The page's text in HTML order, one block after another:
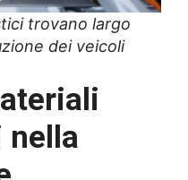
trovano largo
dei veicoli